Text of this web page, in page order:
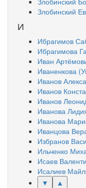
Злобинский
И
Ибрагимов
Ибрагимова
Иван
Иваненкова
Иванов
Иванов
Иванов
Иванова
Иванова
Иванцова
Избранов
Ильченко
Исаев
Исалиев
▼
▲